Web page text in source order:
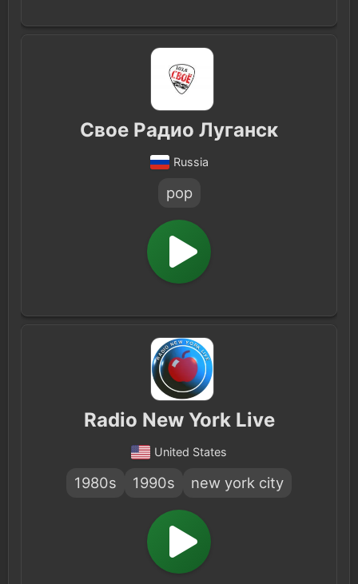
Свое Радио Луганск
Russia
pop
Radio New York Live
United States
1980s 1990s new york city